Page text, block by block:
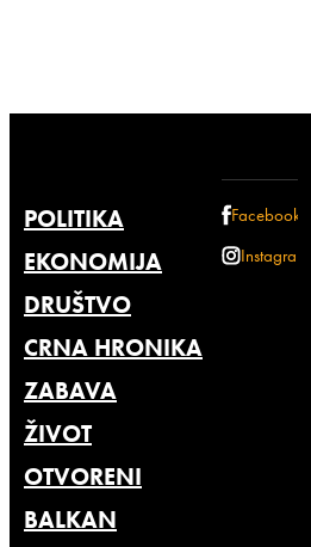
POLITIKA
EKONOMIJA
DRUŠTVO
CRNA HRONIKA
ZABAVA
ŽIVOT
OTVORENI
BALKAN
Facebook
Instagram